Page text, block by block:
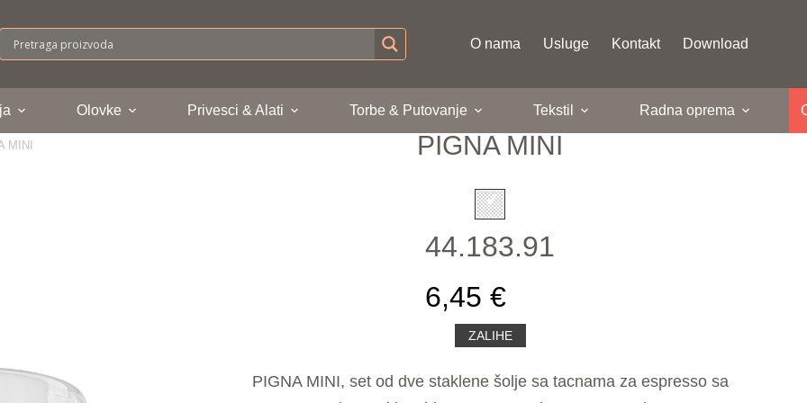
O nama Usluge Kontakt Download
Olovke Privesci & Alati Torbe & Putovanje Tekstil Radna oprema
MINI PIGNA MINI
44.183.91
6,45 €
ZALIHE
PIGNA MINI, set od dve staklene šolje sa tacnama za espresso sa